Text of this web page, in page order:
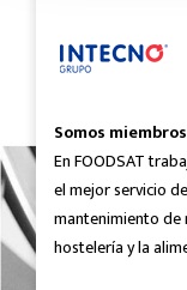
Somos
En FOODSAT
el mejor servicio
mantenimiento de
hostelería y la